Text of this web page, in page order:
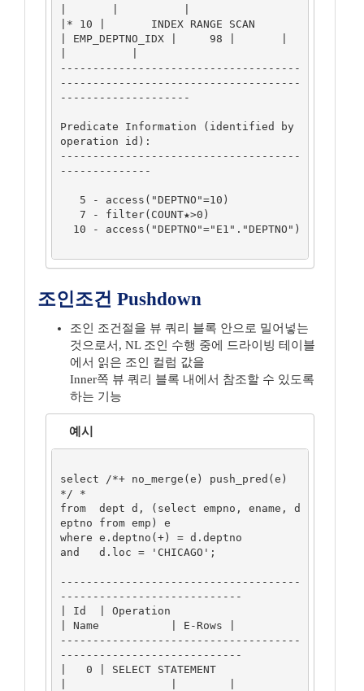
|* 10 |       INDEX RANGE SCAN
| EMP_DEPTNO_IDX |     98 |       |
-------------------------------------
-------------------------------------
--------------------
Predicate Information (identified by
operation id):
-------------------------------------
--------------
조인조건 Pushdown
조인 조건절을 뷰 쿼리 블록 안으로 밀어넣는
것으로서, NL 조인 수행 중에 드라이빙 테이블
에서 읽은 조인 컬럼 값을
Inner쪽 뷰 쿼리 블록 내에서 참조할 수 있도록
하는 기능
예시
select /*+ no_merge(e) push_pred(e)
*/ *
from  dept d, (select empno, ename, d
eptno from emp) e
where e.deptno(+) = d.deptno
and   d.loc = 'CHICAGO';
-------------------------------------
----------------------------
| Id  | Operation
| Name           | E-Rows |
-------------------------------------
----------------------------
|   0 | SELECT STATEMENT